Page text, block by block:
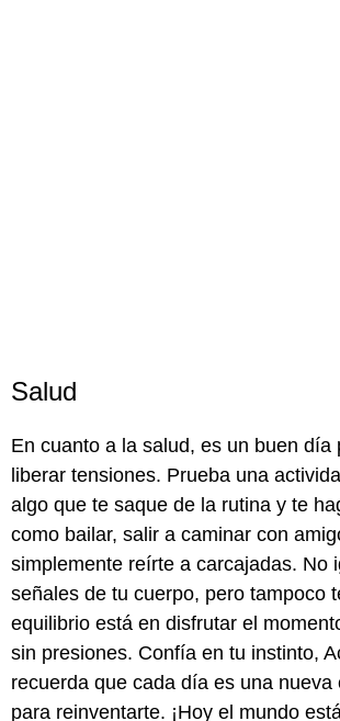
Salud
En cuanto a la salud, es un buen día
liberar tensiones. Prueba una
algo que te saque de la rutina y te
como bailar, salir a caminar con
simplemente reírte a carcajadas. No
señales de tu cuerpo, pero tampoco
equilibrio está en disfrutar el
sin presiones. Confía en tu instinto,
recuerda que cada día es una nueva
para reinventarte. ¡Hoy el mundo